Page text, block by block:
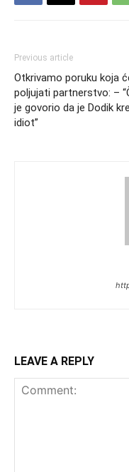
Previous article
Otkrivamo poruku koja
poljujati partnerstvo: –
je govorio da je Dodik
idiot”
LEAVE A REPLY